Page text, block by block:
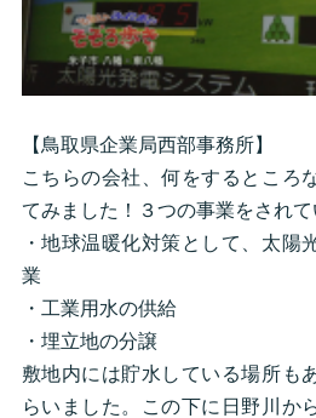
【鳥取県企業局西部事務所】
こちらの会社、何をするところ
てみました！３つの事業をされて
・地球温暖化対策として、太陽
業
・工業用水の供給
・埋立地の分譲
敷地内には貯水している場所も
らいました。この下に日野川か